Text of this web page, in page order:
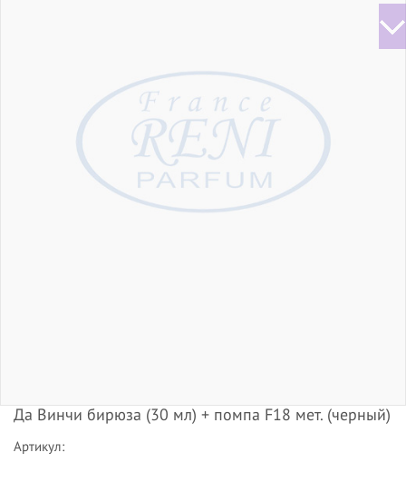
Да Винчи бирюза (30 мл) + помпа F18 мет. (черный)
Артикул: